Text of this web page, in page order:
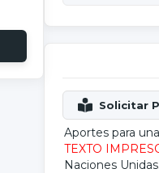
Aportes para
TEXTO
Naciones